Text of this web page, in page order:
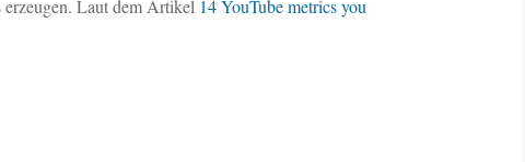
Laut dem Artikel 14 YouTube metrics you